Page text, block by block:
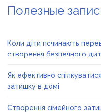
Полезные
Коли діти починають
створення безпечного
Як ефективно
затишку в домі
Створення сімейного